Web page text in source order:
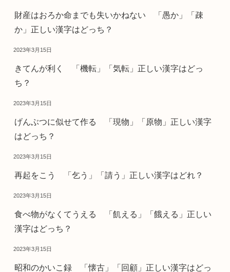
財産はおろか命までも失いかねない 「愚か」「疎
か」正しい漢字はどっち？
2023年3月15日
きてんが利く 「機転」「気転」正しい漢字はどっ
ち？
2023年3月15日
げんぶつに似せて作る 「現物」「原物」正しい漢字
はどっち？
2023年3月15日
再起をこう 「乞う」「請う」正しい漢字はどれ？
2023年3月15日
食べ物がなくてうえる 「飢える」「餓える」正しい
漢字はどっち？
2023年3月15日
昭和のかいこ録 「懐古」「回顧」正しい漢字はどっ